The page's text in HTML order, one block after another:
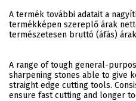
A termék további adatait a
termékképen szereplő árak
természetesen bruttó (áfás)
A range of tough general-
sharpening stones able to give
straight edge cutting tools.
ensure fast cutting and longer